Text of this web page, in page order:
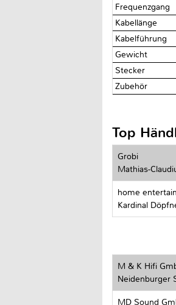
Frequenzgang
Kabellänge
Kabelführung
Gewicht
Stecker
Zubehör
Top
Grobi
Mathias-
home
Kardinal
M & K Hifi
Neidenburger
MD Sound